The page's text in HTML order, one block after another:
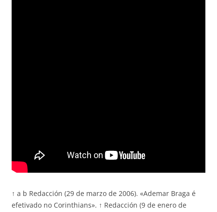
↑ a b Redacción (29 de marzo de 2006). «Ademar Braga é
efetivado no Corinthians». ↑ Redacción (9 de enero de